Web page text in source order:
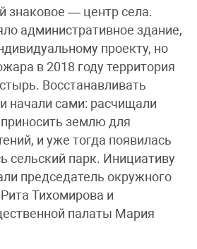
знаковое — центр села.
административное здание,
проекту, но
в 2018 году территория
Восстанавливать
начали сами: расчищали
землю для
и уже тогда появилась
сельский парк. Инициативу
председатель окружного
Тихомирова и
палаты Мария